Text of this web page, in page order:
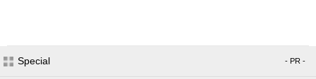
Special - PR -